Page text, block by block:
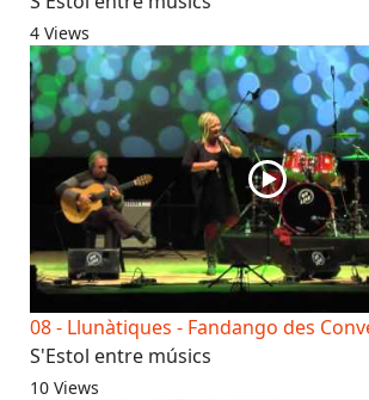
4 Views
08 - Llunàtiques - Fandango des
S'Estol entre músics
10 Views